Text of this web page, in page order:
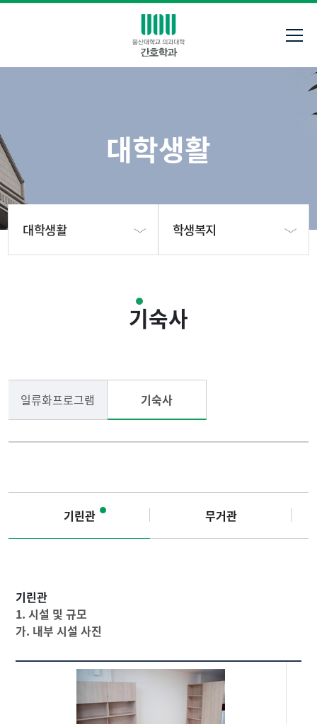
대학생활
대학생활
교육성과
학생복지
학적안내
장학안내
학생활동
기숙사
일류화프로그램 기숙사
기린관 무거관
기린관
1. 시설 및 규모
가. 내부 시설 사진